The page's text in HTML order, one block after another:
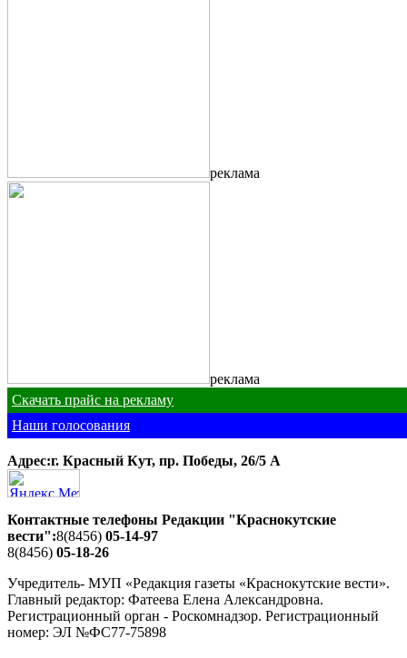
реклама
реклама
Скачать прайс на рекламу
Наши голосования
Адрес:г. Красный Кут, пр. Победы, 26/5 A
Контактные телефоны Редакции "Краснокутские
вести":8(8456) 05-14-97
8(8456) 05-18-26
Учредитель- МУП «Редакция газеты «Краснокутские вести».
Главный редактор: Фатеева Елена Александровна.
Регистрационный орган - Роскомнадзор. Регистрационный
номер: ЭЛ №ФС77-75898